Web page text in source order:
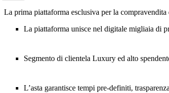
La prima piattaforma esclusiva per la
La piattaforma unisce nel digitale migliaia di
Segmento di clientela Luxury ed alto
L’asta garantisce tempi pre-definiti,